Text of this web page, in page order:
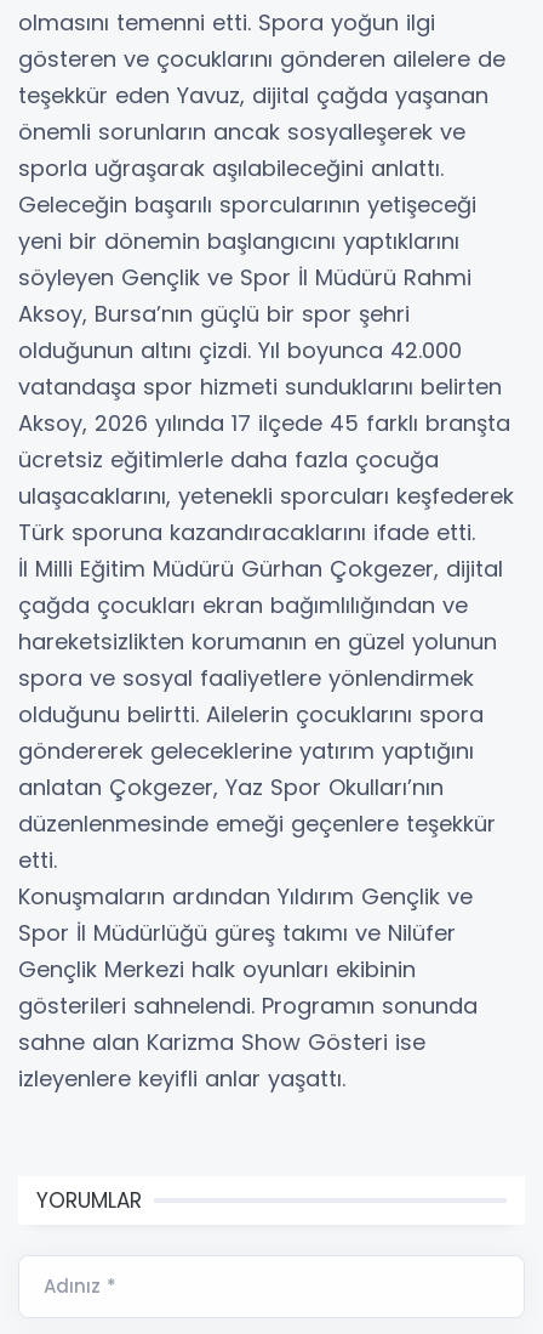
olmasını temenni etti. Spora yoğun ilgi
gösteren ve çocuklarını gönderen ailelere de
teşekkür eden Yavuz, dijital çağda yaşanan
önemli sorunların ancak sosyalleşerek ve
sporla uğraşarak aşılabileceğini anlattı.
Geleceğin başarılı sporcularının yetişeceği
yeni bir dönemin başlangıcını yaptıklarını
söyleyen Gençlik ve Spor İl Müdürü Rahmi
Aksoy, Bursa’nın güçlü bir spor şehri
olduğunun altını çizdi. Yıl boyunca 42.000
vatandaşa spor hizmeti sunduklarını belirten
Aksoy, 2026 yılında 17 ilçede 45 farklı branşta
ücretsiz eğitimlerle daha fazla çocuğa
ulaşacaklarını, yetenekli sporcuları keşfederek
Türk sporuna kazandıracaklarını ifade etti.
İl Milli Eğitim Müdürü Gürhan Çokgezer, dijital
çağda çocukları ekran bağımlılığından ve
hareketsizlikten korumanın en güzel yolunun
spora ve sosyal faaliyetlere yönlendirmek
olduğunu belirtti. Ailelerin çocuklarını spora
göndererek geleceklerine yatırım yaptığını
anlatan Çokgezer, Yaz Spor Okulları’nın
düzenlenmesinde emeği geçenlere teşekkür
etti.
Konuşmaların ardından Yıldırım Gençlik ve
Spor İl Müdürlüğü güreş takımı ve Nilüfer
Gençlik Merkezi halk oyunları ekibinin
gösterileri sahnelendi. Programın sonunda
sahne alan Karizma Show Gösteri ise
izleyenlere keyifli anlar yaşattı.
YORUMLAR
Adınız *